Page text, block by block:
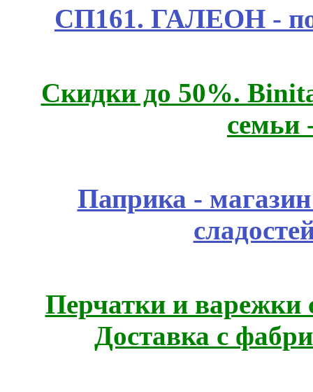
СП161. ГАЛЕОН -
Скидки до 50%.
семьи
Паприка -
Перчатки и варежки
Доставка с